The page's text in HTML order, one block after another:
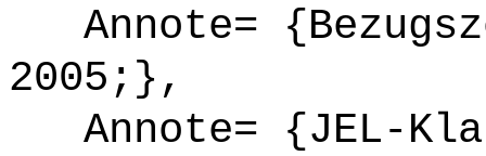
Annote=
2005;},
Annote= {JEL-